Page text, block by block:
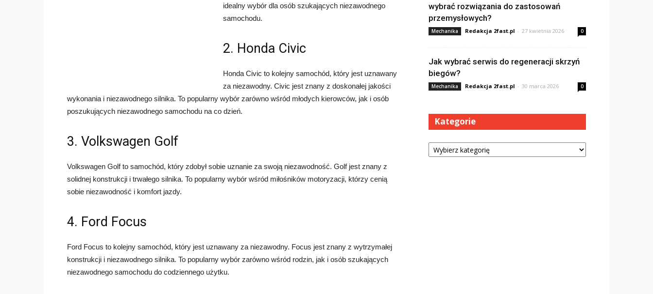
idealny wybór dla osób szukających niezawodnego
samochodu.
2. Honda Civic
Honda Civic to kolejny samochód, który jest uznawany
za niezawodny. Civic jest znany z doskonałej jakości
wykonania i niezawodnego silnika. To popularny wybór zarówno wśród młodych kierowców, jak i osób
poszukujących niezawodnego samochodu na co dzień.
3. Volkswagen Golf
Volkswagen Golf to samochód, który zdobył sobie uznanie za swoją niezawodność. Golf jest znany z
solidnej konstrukcji i trwałego silnika. To popularny wybór wśród miłośników motoryzacji, którzy cenią
sobie niezawodność i komfort jazdy.
4. Ford Focus
Ford Focus to kolejny samochód, który jest uznawany za niezawodny. Focus jest znany z wytrzymałej
konstrukcji i niezawodnego silnika. To popularny wybór zarówno wśród rodzin, jak i osób szukających
niezawodnego samochodu do codziennego użytku.
wybrać rozwiązania do zastosowań
przemysłowych?
Mechanika Redakcja 2fast.pl - 27 kwietnia 2026 0
Jak wybrać serwis do regeneracji skrzyń
biegów?
Mechanika Redakcja 2fast.pl - 30 marca 2026 0
Kategorie
Kategorie